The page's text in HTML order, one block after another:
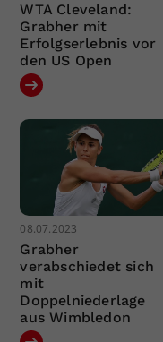
WTA Cleveland:
Grabher mit
Erfolgserlebnis vor
den US Open
08.07.2023
Grabher
verabschiedet sich
mit
Doppelniederlage
aus Wimbledon